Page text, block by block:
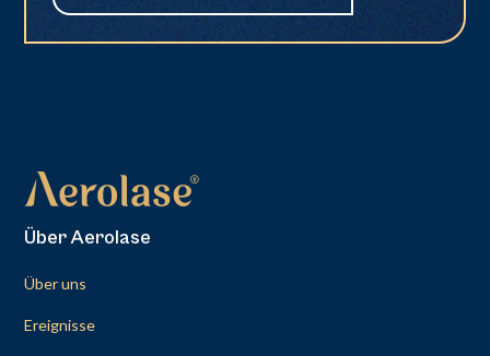
Über Aerolase
Über uns
Ereignisse